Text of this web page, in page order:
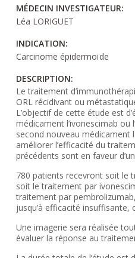
MÉDECIN INVESTIGATEUR:
Léa LORIGUET
INDICATION:
Carcinome épidermoïde
DESCRIPTION:
Le traitement
ORL récidivant ou
L’objectif de cette étude est
médicament l’ivonescimab ou
second nouveau médicament
améliorer l’efficacité du
précédents sont en faveur
780 patients recevront soit le
soit le traitement par
traitement par
jusqu’à efficacité
Une imagerie sera réalisée
évaluer la réponse au